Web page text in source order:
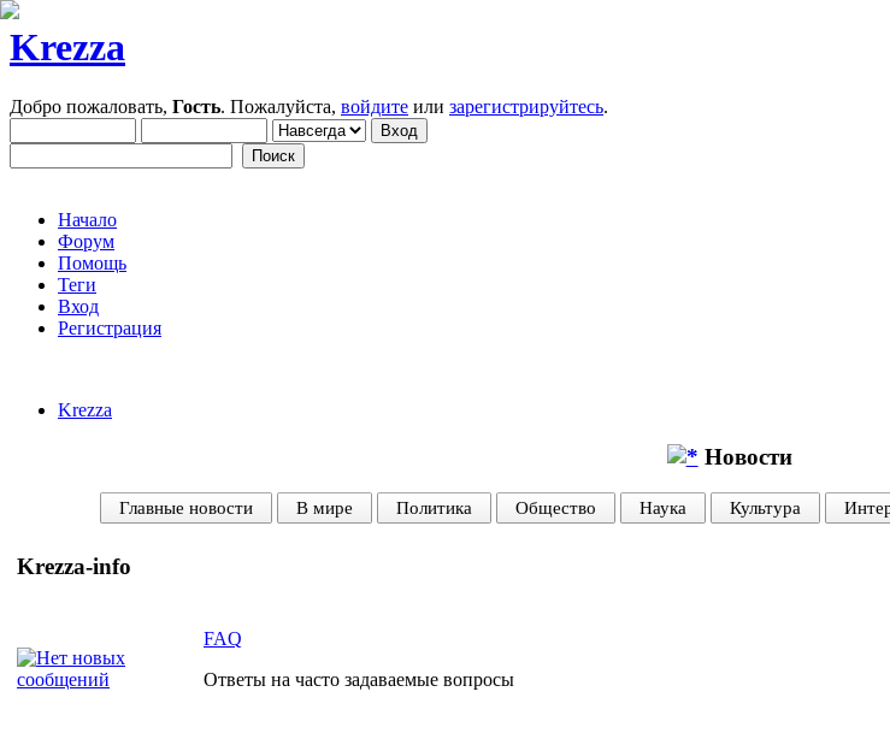
Krezza
Добро пожаловать, Гость. Пожалуйста, войдите или зарегистрируйтесь.
Начало
Форум
Помощь
Теги
Вход
Регистрация
Krezza
Новости
Главные новости В мире Политика Общество Наука Культура
Krezza-info
FAQ
Ответы на часто задаваемые вопросы